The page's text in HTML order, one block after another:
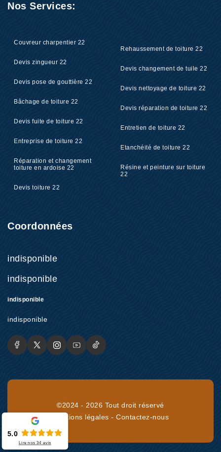
Nos Services:
Couvreur charpentier 22
Devis zingueur 22
Devis pose de gouttière 22
Bâchage de toiture 22
Devis fuite de toiture 22
Entreprise de toiture 22
Réparation et changement
toiture en ardoise 22
Devis toiture 22
Rehaussement de toiture 22
Devis changement de tuile 22
Devis nettoyage de toiture 22
Devis réparation de toiture 22
Entretien de toiture 22
Etanchéité de toiture 22
Résine et peinture sur toiture
22
Coordonnées
indisponible
indisponible
indisponible
indisponible
©2024 - 2026 Tout droit réservé
Mentions légales -Contactez-nous
5.0
Lire nos34 avis